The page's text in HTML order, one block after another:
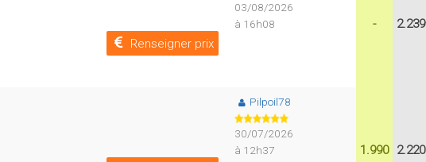
Renseigner prix
03/08/2026
à 16h08
- 2.239
Pilpoil78
30/07/2026
à 12h37
1.990 2.220